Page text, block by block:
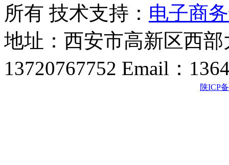
所有 技术支持： 电子商
地址：西安市高新区西
13720767752 Email：
陕ICP